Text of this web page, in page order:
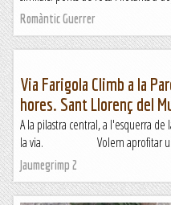
Romàntic Guerrer
Via Farigola Climb a la
hores. Sant Llorenç del
A la pilastra central, a l'esquerra
la via. Volem aprofitar una
Jaumegrimp 2